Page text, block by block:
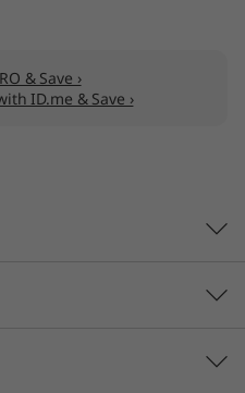
& Save ›
ID.me & Save ›
Tablet
sitting, reclining, or